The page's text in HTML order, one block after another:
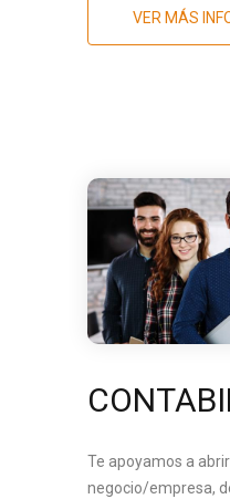
VER MÁS
Te apoyamos a
negocio/empresa,